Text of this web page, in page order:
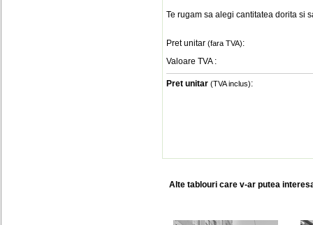
Te rugam sa alegi cantitatea dorita si
Pret unitar (fara TVA):
Valoare TVA :
Pret unitar (TVA inclus):
Alte tablouri care v-ar putea